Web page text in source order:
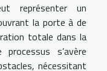
représenter un
la porte à de
totale dans la
s’avère
nécessitant